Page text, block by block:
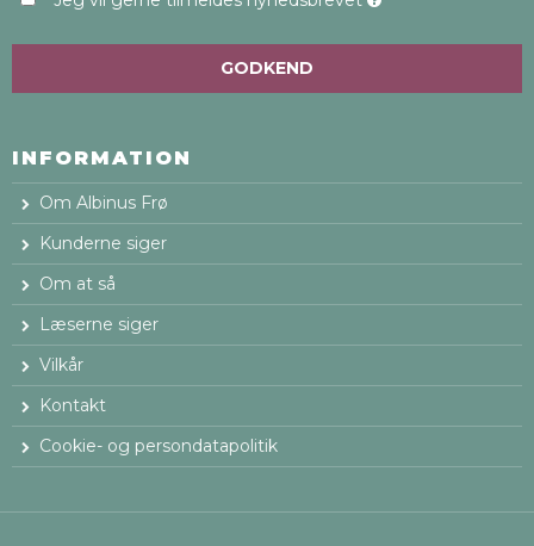
GODKEND
INFORMATION
Om Albinus Frø
Kunderne siger
Om at så
Læserne siger
Vilkår
Kontakt
Cookie- og persondatapolitik